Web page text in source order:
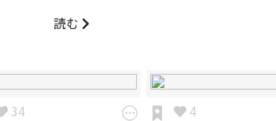
読む
34
4